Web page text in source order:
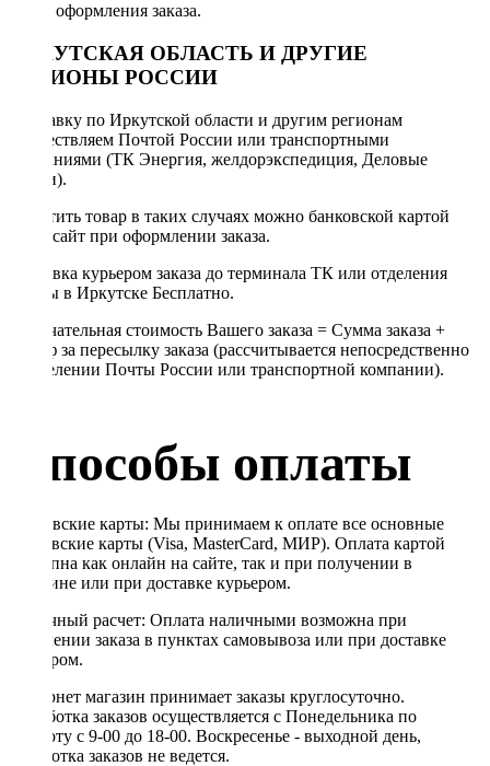
после оформления заказа.
ИРКУТСКАЯ ОБЛАСТЬ И ДРУГИЕ
РЕГИОНЫ РОССИИ
Отправку по Иркутской области и другим регионам
осуществляем Почтой России или транспортными
компаниями (ТК Энергия, желдорэкспедиция, Деловые
линии).
Оплатить товар в таких случаях можно банковской картой
через сайт при оформлении заказа.
Доставка курьером заказа до терминала ТК или отделения
Почты в Иркутске Бесплатно.
Окончательная стоимость Вашего заказа = Сумма заказа +
Тариф за пересылку заказа (рассчитывается непосредственно
в отделении Почты России или транспортной компании).
Способы оплаты
Банковские карты: Мы принимаем к оплате все основные
банковские карты (Visa, MasterCard, МИР). Оплата картой
доступна как онлайн на сайте, так и при получении в
магазине или при доставке курьером.
Наличный расчет: Оплата наличными возможна при
получении заказа в пунктах самовывоза или при доставке
курьером.
Интернет магазин принимает заказы круглосуточно.
Обработка заказов осуществляется с Понедельника по
Субботу с 9-00 до 18-00. Воскресенье - выходной день,
обработка заказов не ведется.